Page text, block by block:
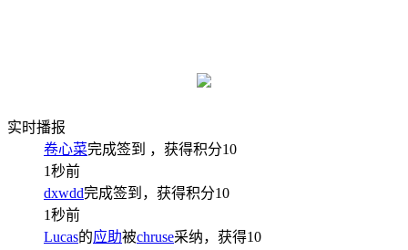
实时播报
卷心菜完成签到 ，获得积分10
1秒前
dxwdd完成签到，获得积分10
1秒前
Lucas的应助被chruse采纳，获得10